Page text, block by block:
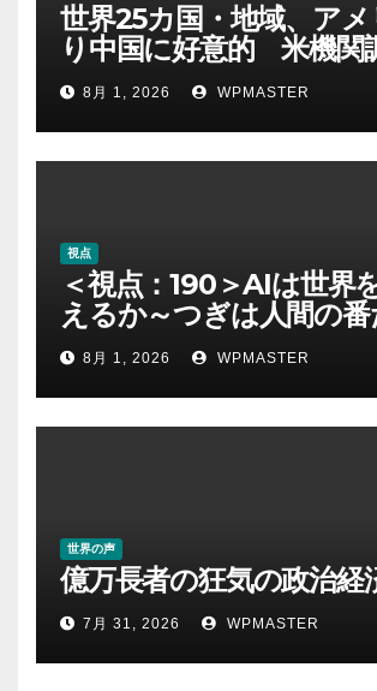
世界25カ国・地域、アメ
り中国に好意的 米機関
めて多数派に
8月 1, 2026 WPMASTER
視点
＜視点：190＞AIは世界
えるか～つぎは人間の番
8月 1, 2026 WPMASTER
世界の声
億万長者の狂気の政治経
7月 31, 2026 WPMASTER